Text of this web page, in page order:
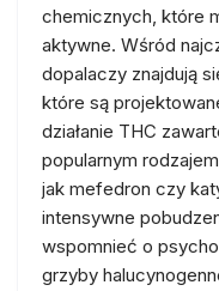
chemicznych, które
aktywne. Wśród
dopalaczy znajdują
które są
działanie THC
popularnym
jak mefedron czy
intensywne
wspomnieć o
grzyby